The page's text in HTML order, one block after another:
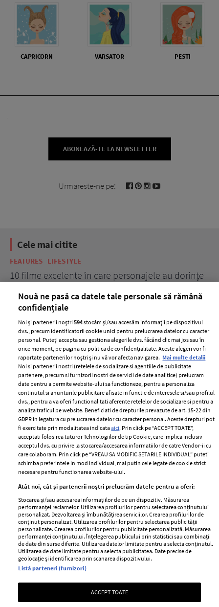
CAPRICORN VARSATOR PESTI
ABONEAZĂ-TE LA NEWSLETTER
Urmareste-ne pe:
Cele mai citite
FEATURES LIFESTYLE
10 filme excelente în care personajele au dorințe
ELLE Style Awards
2024
Despre ELLE
Romania
Contact
Abonamente
Termeni si conditii
Politica de
confidențialitate
Politica de cookies
Publicitate
GSP
Unica
Baby
Retete
femei
Viva
Avantaje
Retete practice
Pariază responsabil! Decizia ONJN nr. 821/25.09.2025.
Jocurile de noroc sunt interzise minorilor.
Nouă ne pasă ca datele tale personale să rămână
confidențiale
Noi și partenerii noștri594stocăm și/sau accesăm informații pe dispozitivul
dvs., precum identificatorii cookie unici pentru prelucrarea datelor cu caracter
personal. Puteți accepta sau gestiona alegerile dvs. făcând clic mai jos sau în
orice moment, pe pagina cu politica de confidențialitate. Aceste alegeri vor fi
raportate partenerilor noștri și nu vă vor afecta navigarea. Mai multe detalii
Noi si partenerii nostri (retelele de socializare si agentiile de publicitate
partenere, precum si furnizorii nostri de servicii de date analitice) prelucram
date pentru a permite website-ului sa functioneze, pentru a personaliza
continutul si anunturile publicitare afisate in functie de interesele si/sau profilul
dvs., pentru a va oferi functionalitati aferente retelelor de socializare si pentru a
analiza traficul pe website. Beneficiati de drepturile prevazute de art. 15-22 din
GDPR in legatura cu prelucrarea datelor cu caracter personal. Aceste drepturi pot
fi exercitate prin modalitatea indicataaici. Prin click pe “ACCEPT TOATE”,
acceptati folosirea tuturor Tehnologiilor de tip Cookie, care implica inclusiv
acceptul dvs. cu privire la stocarea/accesarea informatiilor de catre Vendor-ii cu
care colaboram. Prin click pe “VREAU SA MODIFIC SETARILE INDIVIDUAL” puteti
schimba preferintele in mod individual, mai putin cele legate de cookie strict
necesare pentru functionarea website-ului.
Atât noi, cât și partenerii noștri prelucrăm datele pentru a oferi:
Stocarea și/sau accesarea informațiilor de pe un dispozitiv. Măsurarea
performanței reclamelor. Utilizarea profilurilor pentru selectarea conținutului
personalizat. Dezvoltarea și îmbunătățirea serviciilor. Crearea profilurilor de
conținut personalizat. Utilizarea profilurilor pentru selectarea publicității
personalizate. Crearea profilurilor pentru publicitate personalizată. Măsurarea
performanței conținutului. Înțelegerea publicului prin statistici sau combinații
de date din surse diferite. Utilizarea datelor limitate pentru a selecta conținutul.
Utilizarea de date limitate pentru a selecta publicitatea. Date precise de
geolocație și identificarea prin scanarea dispozitivului.
Listă parteneri (furnizori)
ACCEPT TOATE